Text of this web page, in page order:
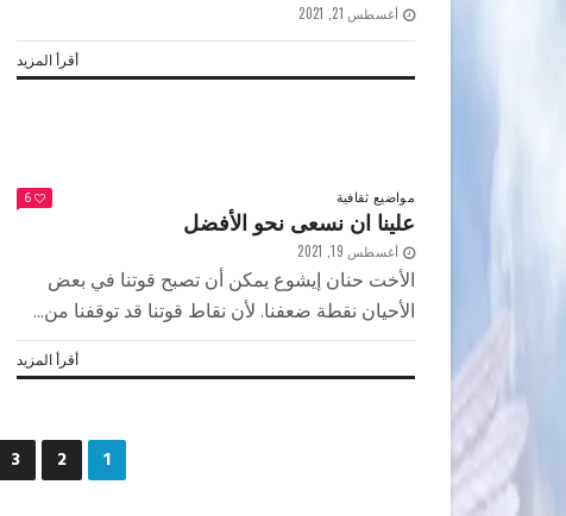
أغسطس 21, 2021
أقرأ المزيد
مواضيع ثقافية 6
علينا ان نسعى نحو الأفضل
أغسطس 19, 2021
الأخت حنان إيشوع يمكن أن تصبح قوتنا في بعض
الأحيان نقطة ضعفنا. لأن نقاط قوتنا قد توقفنا من...
أقرأ المزيد
1
2
3